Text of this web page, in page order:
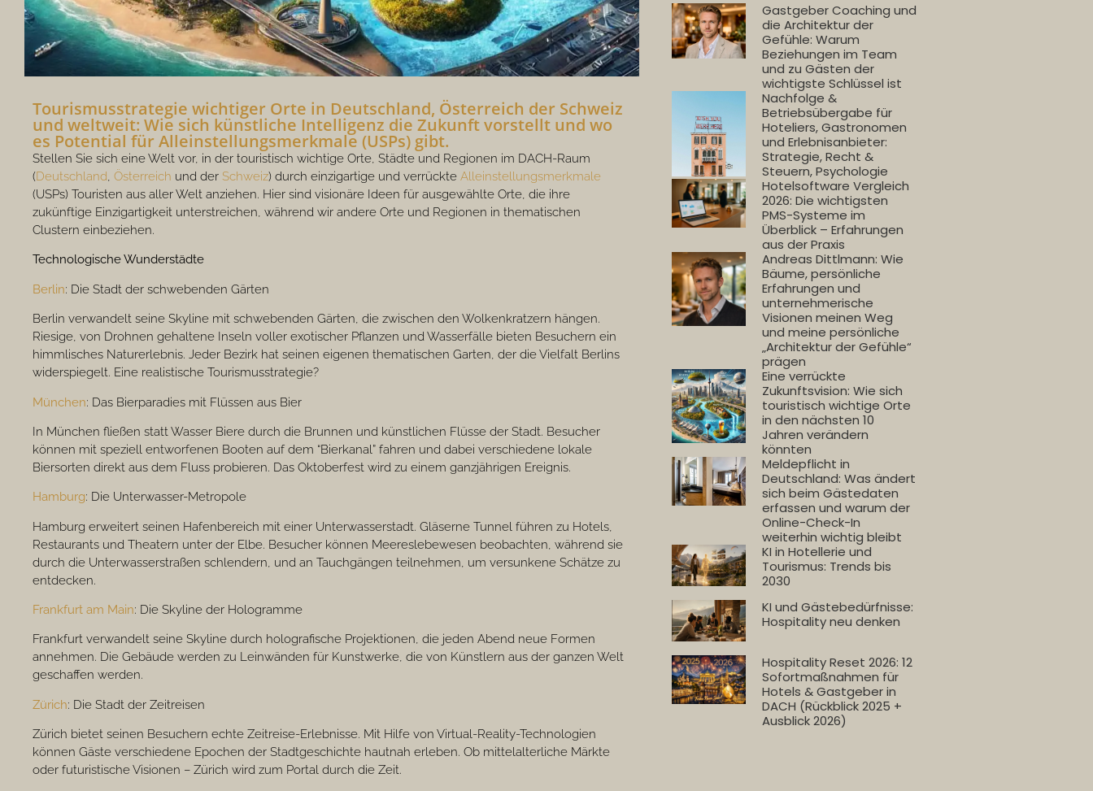
Tourismusstrategie wichtiger Orte in Deutschland, Österreich der Schweiz
und weltweit: Wie sich künstliche Intelligenz die Zukunft vorstellt und wo
es Potential für Alleinstellungsmerkmale (USPs) gibt.
Stellen Sie sich eine Welt vor, in der touristisch wichtige Orte, Städte und Regionen im DACH-Raum
(Deutschland, Österreich und der Schweiz) durch einzigartige und verrückte Alleinstellungsmerkmale
(USPs) Touristen aus aller Welt anziehen. Hier sind visionäre Ideen für ausgewählte Orte, die ihre
zukünftige Einzigartigkeit unterstreichen, während wir andere Orte und Regionen in thematischen
Clustern einbeziehen.
Technologische Wunderstädte
Berlin: Die Stadt der schwebenden Gärten
Berlin verwandelt seine Skyline mit schwebenden Gärten, die zwischen den Wolkenkratzern hängen.
Riesige, von Drohnen gehaltene Inseln voller exotischer Pflanzen und Wasserfälle bieten Besuchern ein
himmlisches Naturerlebnis. Jeder Bezirk hat seinen eigenen thematischen Garten, der die Vielfalt Berlins
widerspiegelt. Eine realistische Tourismusstrategie?
München: Das Bierparadies mit Flüssen aus Bier
In München fließen statt Wasser Biere durch die Brunnen und künstlichen Flüsse der Stadt. Besucher
können mit speziell entworfenen Booten auf dem “Bierkanal” fahren und dabei verschiedene lokale
Biersorten direkt aus dem Fluss probieren. Das Oktoberfest wird zu einem ganzjährigen Ereignis.
Hamburg: Die Unterwasser-Metropole
Hamburg erweitert seinen Hafenbereich mit einer Unterwasserstadt. Gläserne Tunnel führen zu Hotels,
Restaurants und Theatern unter der Elbe. Besucher können Meereslebewesen beobachten, während sie
durch die Unterwasserstraßen schlendern, und an Tauchgängen teilnehmen, um versunkene Schätze zu
entdecken.
Frankfurt am Main: Die Skyline der Hologramme
Frankfurt verwandelt seine Skyline durch holografische Projektionen, die jeden Abend neue Formen
annehmen. Die Gebäude werden zu Leinwänden für Kunstwerke, die von Künstlern aus der ganzen Welt
geschaffen werden.
Zürich: Die Stadt der Zeitreisen
Zürich bietet seinen Besuchern echte Zeitreise-Erlebnisse. Mit Hilfe von Virtual-Reality-Technologien
können Gäste verschiedene Epochen der Stadtgeschichte hautnah erleben. Ob mittelalterliche Märkte
oder futuristische Visionen – Zürich wird zum Portal durch die Zeit.
Gastgeber Coaching und
die Architektur der
Gefühle: Warum
Beziehungen im Team
und zu Gästen der
wichtigste Schlüssel ist
Nachfolge &
Betriebsübergabe für
Hoteliers, Gastronomen
und Erlebnisanbieter:
Strategie, Recht &
Steuern, Psychologie
Hotelsoftware Vergleich
2026: Die wichtigsten
PMS-Systeme im
Überblick – Erfahrungen
aus der Praxis
Andreas Dittlmann: Wie
Bäume, persönliche
Erfahrungen und
unternehmerische
Visionen meinen Weg
und meine persönliche
„Architektur der Gefühle“
prägen
Eine verrückte
Zukunftsvision: Wie sich
touristisch wichtige Orte
in den nächsten 10
Jahren verändern
könnten
Meldepflicht in
Deutschland: Was ändert
sich beim Gästedaten
erfassen und warum der
Online-Check-In
weiterhin wichtig bleibt
KI in Hotellerie und
Tourismus: Trends bis
2030
KI und Gästebedürfnisse:
Hospitality neu denken
Hospitality Reset 2026: 12
Sofortmaßnahmen für
Hotels & Gastgeber in
DACH (Rückblick 2025 +
Ausblick 2026)